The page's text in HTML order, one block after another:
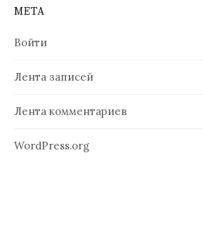
МЕТА
Войти
Лента записей
Лента комментариев
WordPress.org